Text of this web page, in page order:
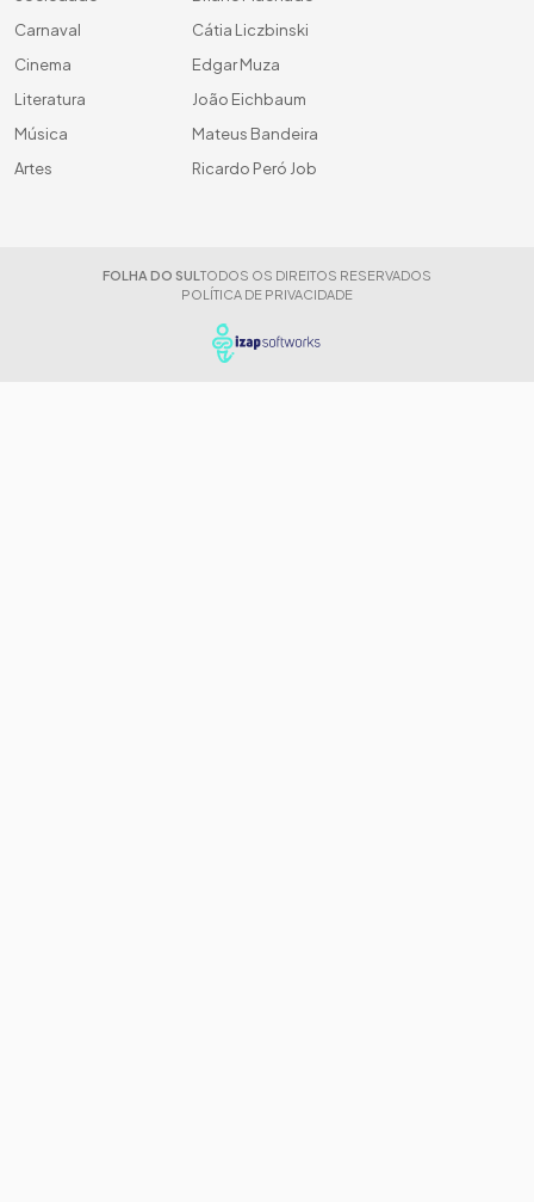
Carnaval
Cinema
Literatura
Música
Artes
Cátia Liczbinski
Edgar Muza
João Eichbaum
Mateus Bandeira
Ricardo Peró Job
FOLHA DO SUL TODOS OS DIREITOS RESERVADOS
POLÍTICA DE PRIVACIDADE